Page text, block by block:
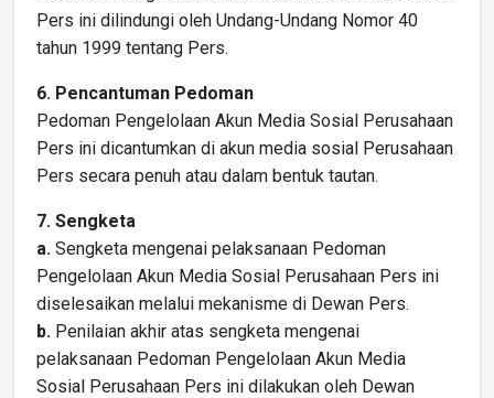
Pers ini dilindungi oleh Undang-Undang Nomor 40
tahun 1999 tentang Pers.
6. Pencantuman Pedoman
Pedoman Pengelolaan Akun Media Sosial Perusahaan
Pers ini dicantumkan di akun media sosial Perusahaan
Pers secara penuh atau dalam bentuk tautan.
7. Sengketa
a. Sengketa mengenai pelaksanaan Pedoman
Pengelolaan Akun Media Sosial Perusahaan Pers ini
diselesaikan melalui mekanisme di Dewan Pers.
b. Penilaian akhir atas sengketa mengenai
pelaksanaan Pedoman Pengelolaan Akun Media
Sosial Perusahaan Pers ini dilakukan oleh Dewan